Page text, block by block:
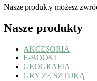
Nasze produkty możesz
Nasze produkty
AKCESORIA
E-BOOKI
GEOGRAFIA
GRY ZE SZTUKĄ